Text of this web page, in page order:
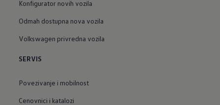
Konfigurator novih vozila
Odmah dostupna nova vozila
Volkswagen privredna vozila
SERVIS
Povezivanje i mobilnost
Cenovnici i katalozi